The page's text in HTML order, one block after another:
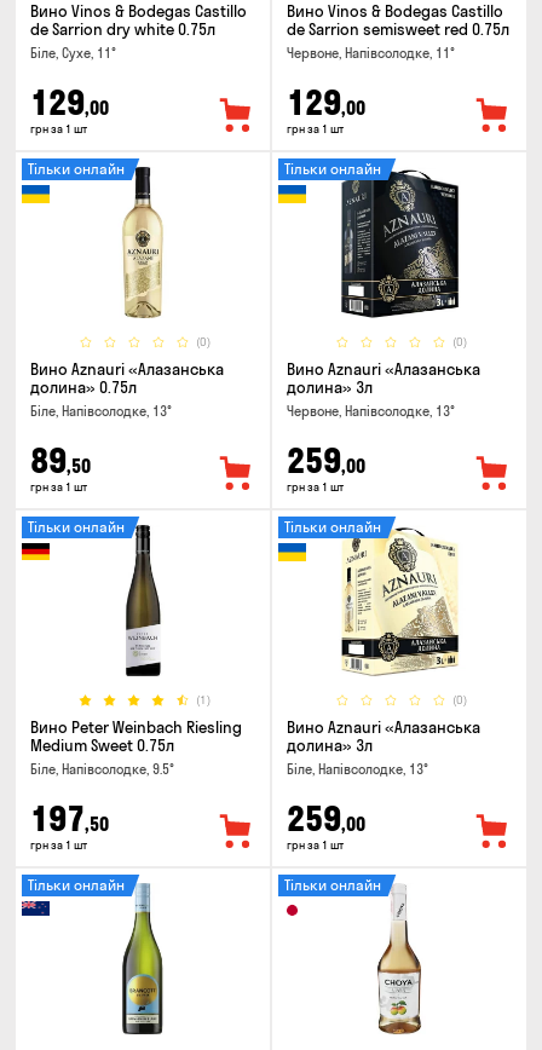
Вино Vinos & Bodegas Castillo
de Sarrion dry white 0.75л
Біле, Сухе, 11°
129,00
грн за 1 шт
Вино Vinos & Bodegas Castillo
de Sarrion semisweet red 0.75л
Червоне, Напівсолодке, 11°
129,00
грн за 1 шт
(0)
Тільки онлайн
Вино Aznauri «Алазанська
долина» 0.75л
Біле, Напівсолодке, 13°
89,50
грн за 1 шт
(0)
Тільки онлайн
Вино Aznauri «Алазанська
долина» 3л
Червоне, Напівсолодке, 13°
259,00
грн за 1 шт
(1)
Тільки онлайн
Вино Peter Weinbach Riesling
Medium Sweet 0.75л
Біле, Напівсолодке, 9.5°
197,50
грн за 1 шт
(0)
Тільки онлайн
Вино Aznauri «Алазанська
долина» 3л
Біле, Напівсолодке, 13°
259,00
грн за 1 шт
Тільки онлайн Тільки онлайн